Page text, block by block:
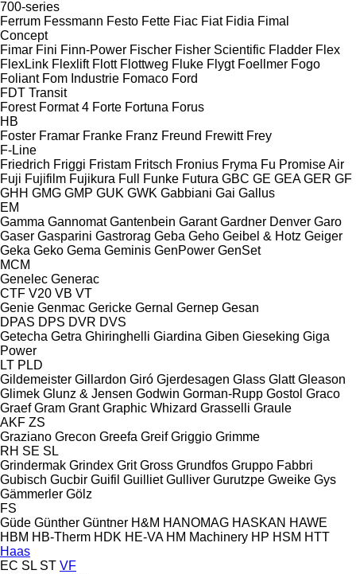
700-series
Ferrum Fessmann Festo Fette Fiac Fiat Fidia Fimal
Concept
Fimar Fini Finn-Power Fischer Fisher Scientific Fladder Flex
FlexLink Flexlift Flott Flottweg Fluke Flygt Foellmer Fogo
Foliant Fom Industrie Fomaco Ford
FDT Transit
Forest Format 4 Forte Fortuna Forus
HB
Foster Framar Franke Franz Freund Frewitt Frey
F-Line
Friedrich Friggi Fristam Fritsch Fronius Fryma Fu Promise Air
Fuji Fujifilm Fujikura Full Funke Futura GBC GE GEA GER GF
GHH GMG GMP GUK GWK Gabbiani Gai Gallus
EM
Gamma Gannomat Gantenbein Garant Gardner Denver Garo
Gaser Gasparini Gastrorag Geba Geho Geibel & Hotz Geiger
Geka Geko Gema Geminis GenPower GenSet
MCM
Genelec Generac
CTF V20 VB VT
Genie Genmac Gericke Gernal Gernep Gesan
DPAS DPS DVR DVS
Getecha Getra Ghiringhelli Giardina Giben Gieseking Giga
Power
LT PLD
Gildemeister Gillardon Giró Gjerdesagen Glass Glatt Gleason
Glimek Glunz & Jensen Godwin Gorman-Rupp Gostol Graco
Graef Gram Grant Graphic Whizard Grasselli Graule
AKF ZS
Graziano Grecon Greefa Greif Griggio Grimme
RH SE SL
Grindermak Grindex Grit Gross Grundfos Gruppo Fabbri
Gubisch Gucbir Guifil Guilliet Gulliver Gurutzpe Gweike Gys
Gämmerler Gölz
FS
Güde Günther Güntner H&M HANOMAG HASKAN HAWE
HBM HB‑Therm HDK HE-VA HM Machinery HP HSM HTT
Haas
EC SL ST VF